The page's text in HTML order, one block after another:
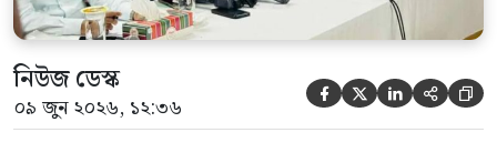
নিউজ ডেস্ক
০৯ জুন ২০২৬, ১২:৩৬     